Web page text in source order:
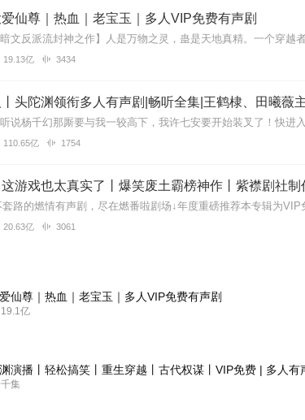
仙尊｜热血｜老宝玉｜多人VIP免费有声剧
19.13亿 3434
头陀渊领衔多人有声剧|畅听全集|王鹤棣、田曦薇
110.65亿 1754
这游戏也太真实了丨爆笑废土霸榜神作丨紫襟剧社制
20.63亿 3061
仙尊｜热血｜老宝玉｜多人VIP免费有声剧
亿
演播丨轻松搞笑丨重生穿越丨古代权谋丨VIP免费 | 多人有
集